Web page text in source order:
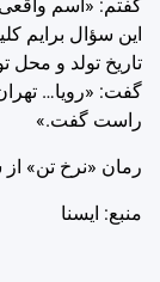
گفتم: «اسم
این سؤال برایم
تاریخ تولد و محل
گفت: «رویا…
راست گفت.»
رمان «نرخ تن»
منبع: ايسنا